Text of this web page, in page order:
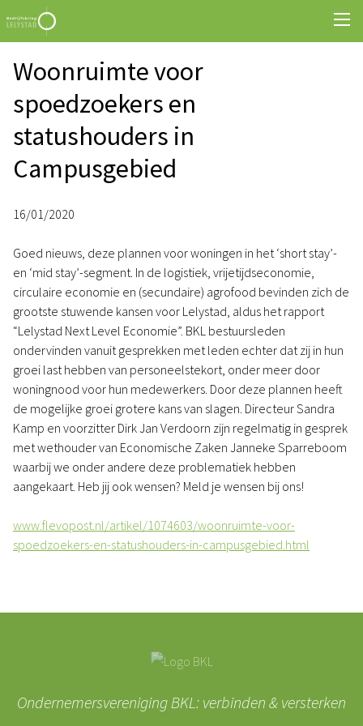
Woonruimte voor
spoedzoekers en
statushouders in
Campusgebied
16/01/2020
Goed nieuws, deze plannen voor woningen in het ‘short stay’-
en ‘mid stay’-segment. In de logistiek, vrijetijdseconomie,
circulaire economie en (secundaire) agrofood bevinden zich de
grootste stuwende kansen voor Lelystad, aldus het rapport
“Lelystad Next Level Economie”. BKL bestuursleden
ondervinden vanuit gesprekken met leden echter dat zij in hun
groei last hebben van personeelstekort, onder meer door
woningnood voor hun medewerkers. Door deze plannen heeft
de mogelijke groei grotere kans van slagen. Directeur Sandra
Kamp en voorzitter Dirk Jan Verdoorn zijn regelmatig in gesprek
met wethouder van Economische Zaken Janneke Sparreboom
waarbij we onder andere deze problematiek hebben
aangekaart. Heb jij ook wensen? Meld je wensen bij ons!
www.flevopost.nl/artikel/1074603/woonruimte-voor-
spoedzoekers-en-statushouders-in-campusgebied.html
Ondernemersvereniging BKL: verbinden & versterken